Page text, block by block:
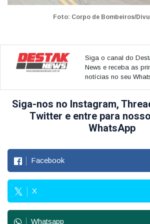
Foto: Corpo de Bombeiros/
Siga o canal do
News e receba as
notícias no seu
Siga-nos no Instagram,
Twitter e entre para
WhatsApp
Facebook
X
Whatsapp